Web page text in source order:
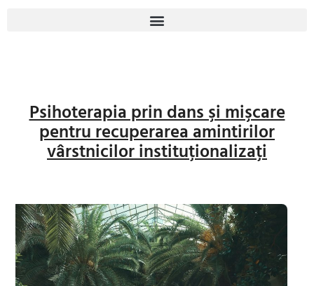
Psihoterapia prin dans şi mişcare
pentru recuperarea amintirilor
vârstnicilor instituţionalizaţi